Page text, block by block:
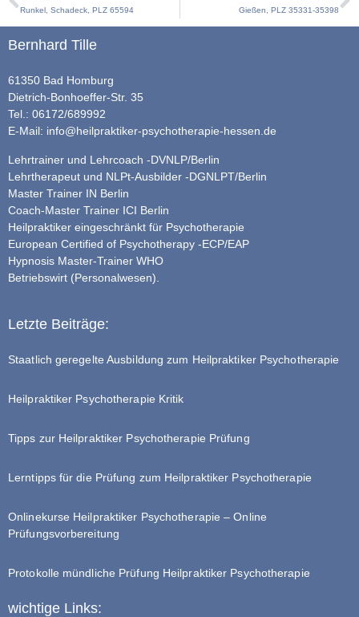
Runkel, Schadeck, PLZ 65594 Gießen, PLZ 35331-35398
Bernhard Tille
61350 Bad Homburg
Dietrich-Bonhoeffer-Str. 35
Tel.: 06172/689992
E-Mail: info@heilpraktiker-psychotherapie-hessen.de
Lehrtrainer und Lehrcoach -DVNLP/Berlin
Lehrtherapeut und NLPt-Ausbilder -DGNLPT/Berlin
Master Trainer IN Berlin
Coach-Master Trainer ICI Berlin
Heilpraktiker eingeschränkt für Psychotherapie
European Certified of Psychotherapy -ECP/EAP
Hypnosis Master-Trainer WHO
Betriebswirt (Personalwesen).
Letzte Beiträge:
Staatlich geregelte Ausbildung zum Heilpraktiker Psychotherapie
Heilpraktiker Psychotherapie Kritik
Tipps zur Heilpraktiker Psychotherapie Prüfung
Lerntipps für die Prüfung zum Heilpraktiker Psychotherapie
Onlinekurse Heilpraktiker Psychotherapie – Online
Prüfungsvorbereitung
Protokolle mündliche Prüfung Heilpraktiker Psychotherapie
wichtige Links: